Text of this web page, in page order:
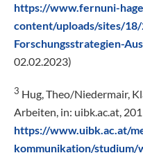
https://www.fernuni-
content/uploads/sites/
Forschungsstrategien-
02.02.2023)
3 Hug, Theo/Niedermair,
Arbeiten, in: uibk.ac.at,
https://www.uibk.ac.at/
kommunikation/studium/